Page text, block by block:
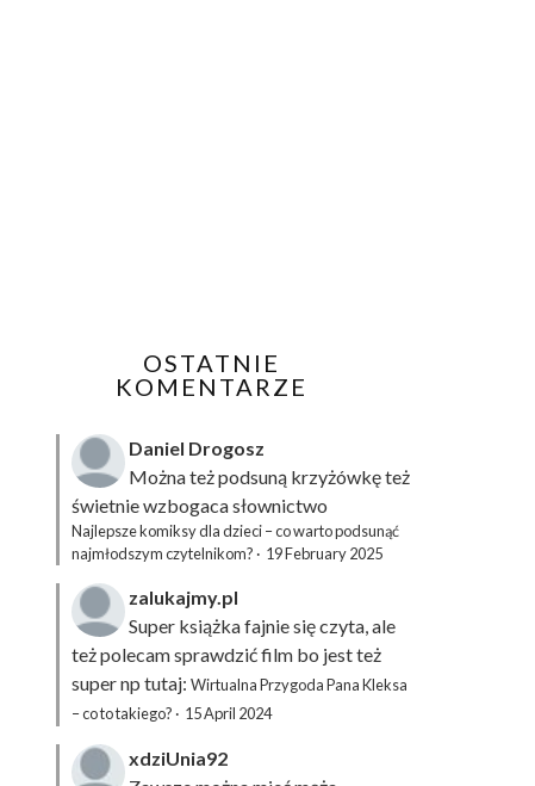
OSTATNIE
KOMENTARZE
Daniel Drogosz
Można też podsuną krzyżówkęteż
świetnie wzbogaca słownictwo
Najlepsze komiksy dla dzieci – co warto podsunąć
najmłodszym czytelnikom? · 19 February 2025
zalukajmy.pl
Super książka fajnie się czyta, ale
też polecam sprawdzić film bo jest też
super np tutaj: Wirtualna Przygoda Pana Kleksa
– co to takiego? · 15 April 2024
xdziUnia92